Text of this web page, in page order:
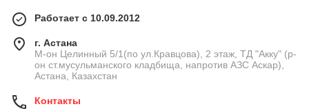
Работает с 10.09.2012
г. Астана
М-он Целинный 5/1(по ул.Кравцова), 2 этаж, ТД "Акку" (р-
он ст.мусульманского кладбища, напротив АЗС Аскар),
Астана, Казахстан
Контакты